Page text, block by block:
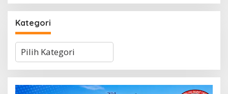
Kategori
Kategori